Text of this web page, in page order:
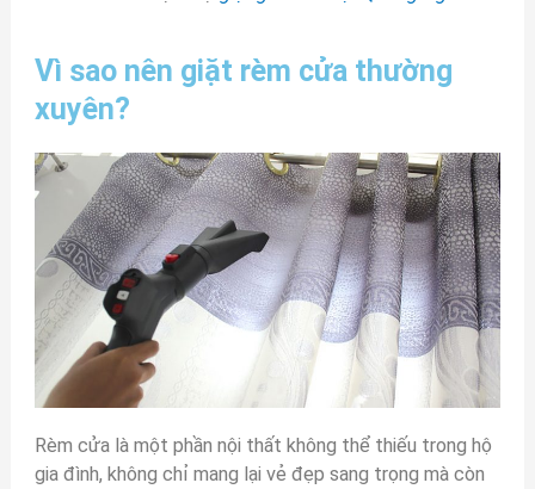
Vì sao nên giặt rèm cửa thường
xuyên?
Rèm cửa là một phần nội thất không thể thiếu trong hộ
gia đình, không chỉ mang lại vẻ đẹp sang trọng mà còn